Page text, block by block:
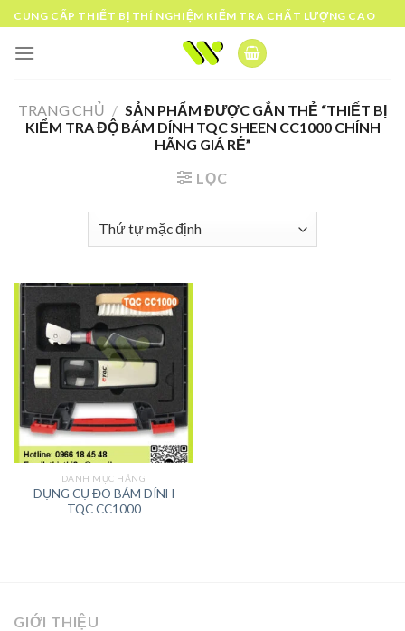
Skip
to
content
CUNG CẤP THIẾT BỊ THÍ NGHIỆM KIỂM TRA CHẤT LƯỢNG CAO
TRANG CHỦ / SẢN PHẨM ĐƯỢC GẮN THẺ “THIẾT BỊ
KIỂM TRA ĐỘ BÁM DÍNH TQC SHEEN CC1000 CHÍNH
HÃNG GIÁ RẺ”
LỌC
DANH MỤC HÃNG
DỤNG CỤ ĐO BÁM DÍNH
TQC CC1000
GIỚI THIỆU